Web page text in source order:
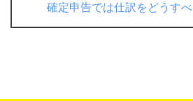
確定申告では仕訳をどうすべ